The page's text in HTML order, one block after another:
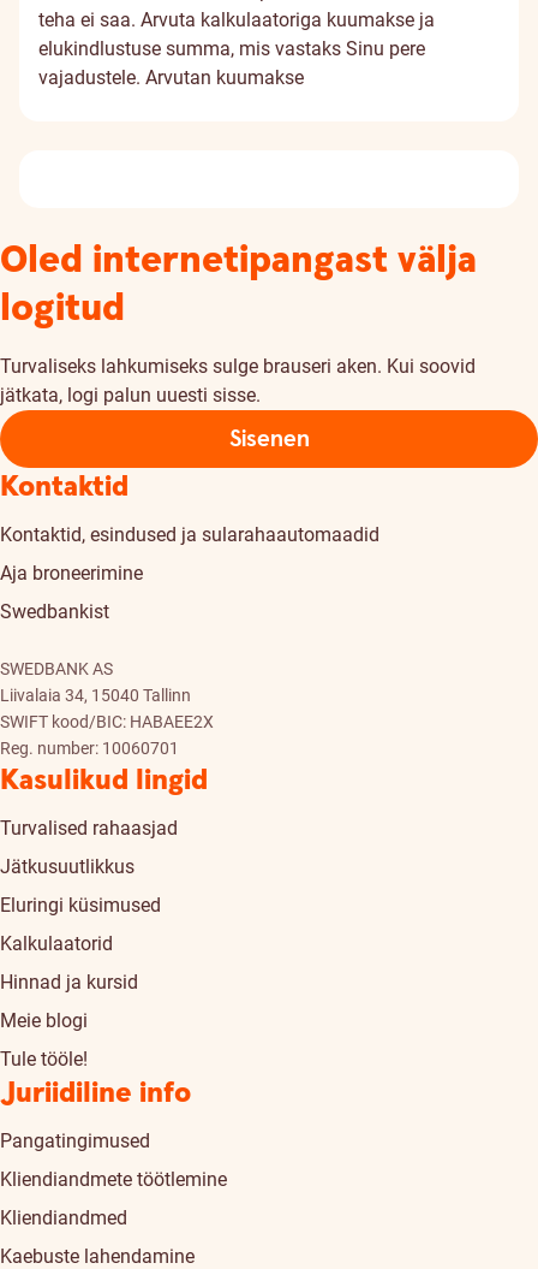
teha ei saa. Arvuta kalkulaatoriga kuumakse ja
elukindlustuse summa, mis vastaks Sinu pere
vajadustele. Arvutan kuumakse
Oled internetipangast välja
logitud
Turvaliseks lahkumiseks sulge brauseri aken. Kui soovid
jätkata, logi palun uuesti sisse.
Sisenen
Kontaktid
Kontaktid, esindused ja sularahaautomaadid
Aja broneerimine
Swedbankist
SWEDBANK AS
Liivalaia 34, 15040 Tallinn
SWIFT kood/BIC: HABAEE2X
Reg. number: 10060701
Kasulikud lingid
Turvalised rahaasjad
Jätkusuutlikkus
Eluringi küsimused
Kalkulaatorid
Hinnad ja kursid
Meie blogi
Tule tööle!
Juriidiline info
Pangatingimused
Kliendiandmete töötlemine
Kliendiandmed
Kaebuste lahendamine